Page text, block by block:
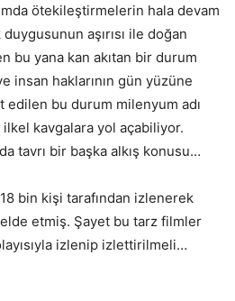
ötekileştirmelerin hala devam
aşırısı ile doğan
bu yana kan akıtan bir durum
insan haklarının gün yüzüne
edilen bu durum milenyum adı
kavgalara yol açabiliyor.
tavrı bir başka alkış konusu…
bin kişi tarafından izlenerek
etmiş. Şayet bu tarz filmler
izlenip izlettirilmeli…